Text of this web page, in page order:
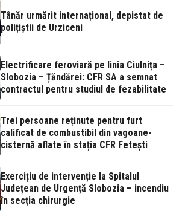
Tânăr urmărit internațional, depistat de
polițiștii de Urziceni
Electrificare feroviară pe linia Ciulnița –
Slobozia – Țăndărei: CFR SA a semnat
contractul pentru studiul de fezabilitate
Trei persoane reținute pentru furt
calificat de combustibil din vagoane-
cisternă aflate în stația CFR Fetești
Exercițiu de intervenție la Spitalul
Județean de Urgență Slobozia – incendiu
în secția chirurgie